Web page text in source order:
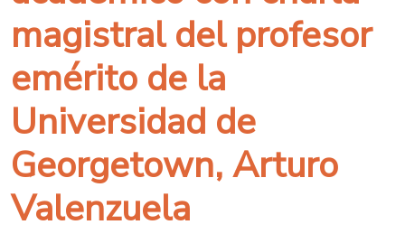
magistral del profesor
emérito de la
Universidad de
Georgetown, Arturo
Valenzuela